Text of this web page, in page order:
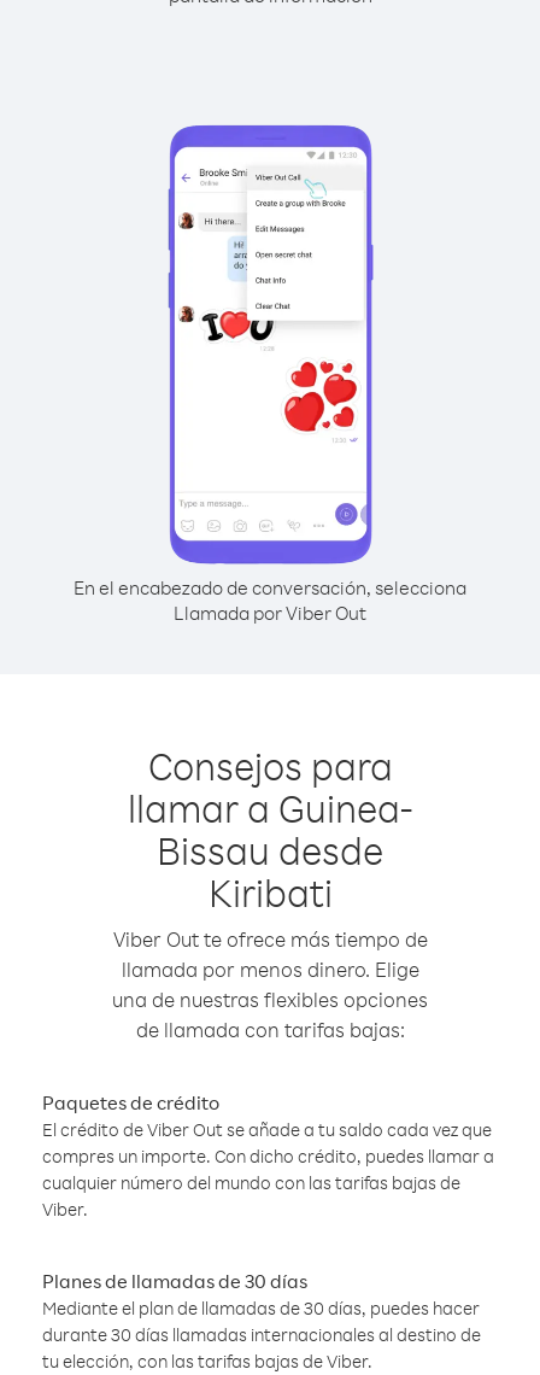
En el encabezado de conversación, selecciona
Llamada por Viber Out
Consejos para
llamar a Guinea-
Bissau desde
Kiribati
Viber Out te ofrece más tiempo de
llamada por menos dinero. Elige
una de nuestras flexibles opciones
de llamada con tarifas bajas:
Paquetes de crédito
El crédito de Viber Out se añade a tu saldo cada vez que
compres un importe. Con dicho crédito, puedes llamar a
cualquier número del mundo con las tarifas bajas de
Viber.
Planes de llamadas de 30 días
Mediante el plan de llamadas de 30 días, puedes hacer
durante 30 días llamadas internacionales al destino de
tu elección, con las tarifas bajas de Viber.